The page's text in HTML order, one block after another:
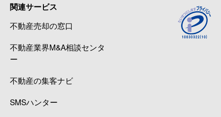
関連サービス
不動産売却の窓口
不動産業界M&A相談センタ
ー
不動産の集客ナビ
SMSハンター